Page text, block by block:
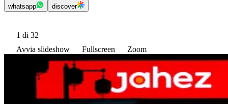
whatsapp discover
1 di 32
Avvia slideshow
Fullscreen Zoom